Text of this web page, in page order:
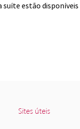
suíte estão
Sites úteis